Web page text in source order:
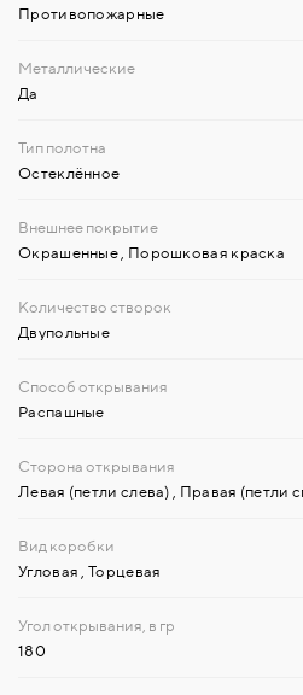
Противопожарные
Да
Остеклённое
Окрашенные Порошковая краска
Двупольные
Распашные
Левая (петли слева) Правая (петли
Угловая Торцевая
180